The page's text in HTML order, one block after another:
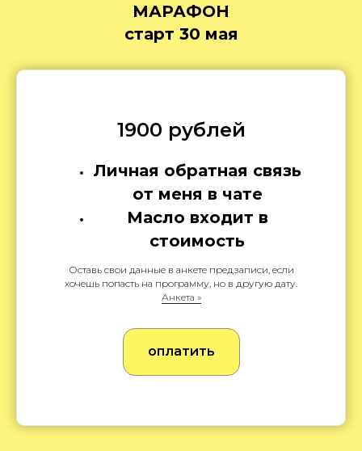
МАРАФОН
старт 30 мая
1900 рублей
Личная обратная связь
от меня в чате
Масло входит в
стоимость
Оставь свои данные в анкете предзаписи, если
хочешь попасть на программу, но в другую дату.
Анкета »
оплатить